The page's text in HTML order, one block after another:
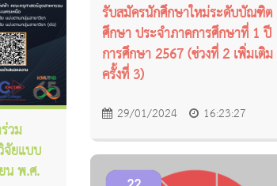
วม
จัยแบบ
น พ.ศ.
รับสมัครนักศึกษาใหม่ระดับบัณฑิต
ศึกษา ประจำภาคการศึกษาที่ 1 ปี
การศึกษา 2567 (ช่วงที่ 2 เพิ่มเติม
ครั้งที่ 3)
29/01/2024 16:23:27